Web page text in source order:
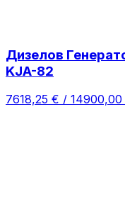
Дизелов
KJA-82
7618,25 € / 14900,00